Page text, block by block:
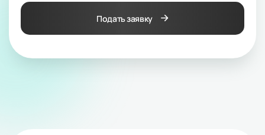
Подать заявку